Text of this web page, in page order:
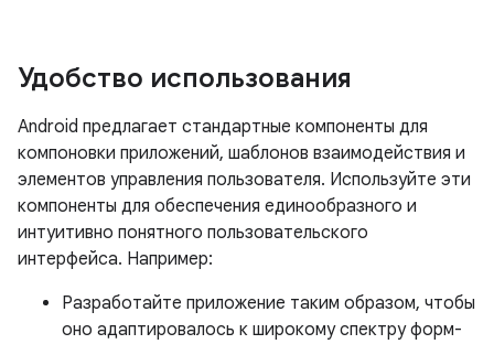
Удобство использования
Android предлагает стандартные компоненты для
компоновки приложений, шаблонов взаимодействия и
элементов управления пользователя. Используйте эти
компоненты для обеспечения единообразного и
интуитивно понятного пользовательского
интерфейса. Например:
Разработайте приложение таким образом, чтобы
оно адаптировалось к широкому спектру форм-